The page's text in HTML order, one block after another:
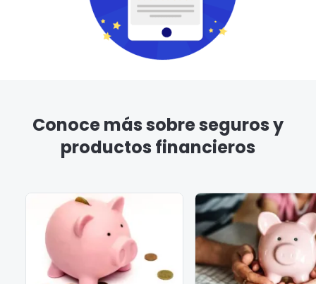
Conoce más sobre seguros y
productos financieros